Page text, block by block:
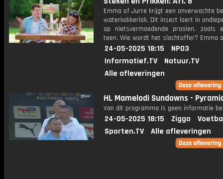
Emma of Jurre krijgt een onverwachte
waterkakkerlak. Dit insect loert in
op nietsvermoedende prooien, zoals
teen. Wie wordt het slachtoffer? Emma
24-05-2025 18:15
NPO3
Informatief.TV
Natuur.TV
Alle afleveringen
HL Mamelodi Sundowns -
Van dit programma is geen informatie
24-05-2025 18:15 Ziggo
Sporten.TV
Alle afleveringen